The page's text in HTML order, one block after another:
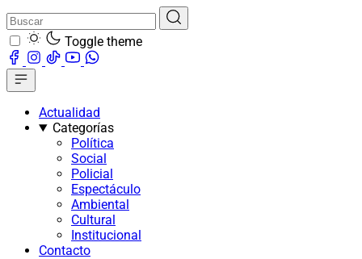
Toggle theme
Actualidad
Categorías
Política
Social
Policial
Espectáculo
Ambiental
Cultural
Institucional
Contacto